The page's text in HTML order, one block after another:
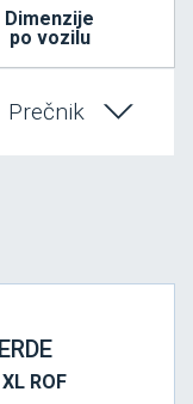
Prečnik
Dimenzije
po vozilu
ROF